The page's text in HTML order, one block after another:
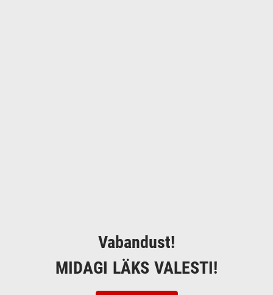
Vabandust!
MIDAGI LÄKS VALESTI!